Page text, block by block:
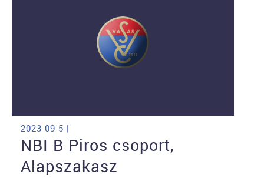
2023-09-5 |
NBI B Piros csoport,
Alapszakasz